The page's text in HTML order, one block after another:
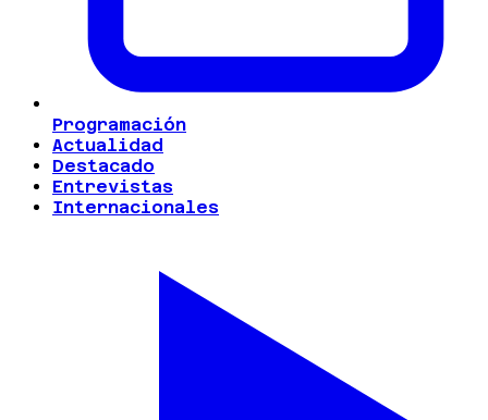
Programación
Actualidad
Destacado
Entrevistas
Internacionales